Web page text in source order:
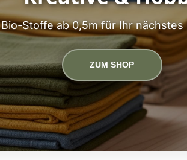
Bio-Stoffe ab 0,5m für Ihr nächstes
ZUM SHOP